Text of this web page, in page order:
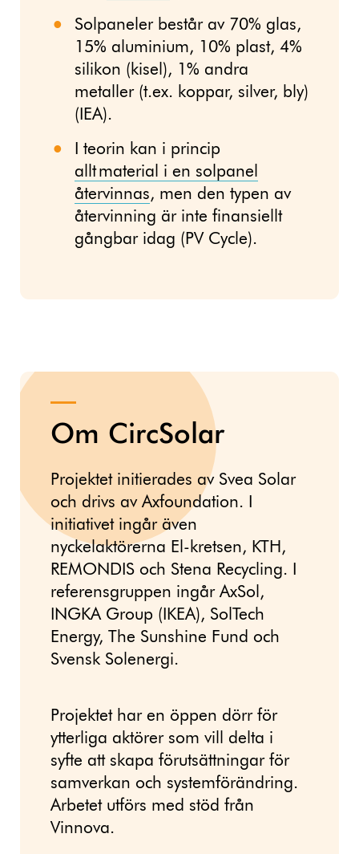
Solpaneler består av 70% glas,
15% aluminium, 10% plast, 4%
silikon (kisel), 1% andra
metaller (t.ex. koppar, silver, bly)
(IEA).
I teorin kan i princip
allt material i en solpanel
återvinnas, men den typen av
återvinning är inte finansiellt
gångbar idag (PV Cycle).
Om CircSolar
Projektet initierades av Svea Solar
och drivs av Axfoundation. I
initiativet ingår även
nyckelaktörerna El-kretsen, KTH,
REMONDIS och Stena Recycling. I
referensgruppen ingår AxSol,
INGKA Group (IKEA), SolTech
Energy, The Sunshine Fund och
Svensk Solenergi.
Projektet har en öppen dörr för
ytterliga aktörer som vill delta i
syfte att skapa förutsättningar för
samverkan och systemförändring.
Arbetet utförs med stöd från
Vinnova.